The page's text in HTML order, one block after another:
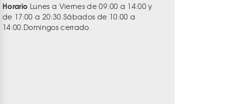
Horario Lunes a Viernes de 09:00 a 14:00 y
de 17:00 a 20:30.Sábados de 10:00 a
14:00.Domingos cerrado.